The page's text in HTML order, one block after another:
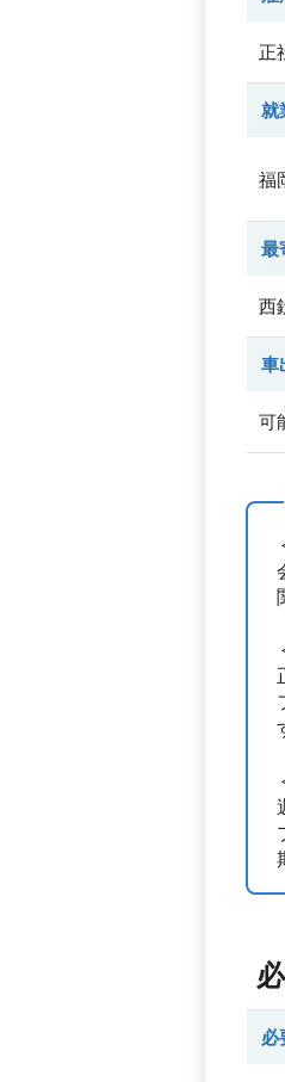
正
就
福
最
西
車
可
必